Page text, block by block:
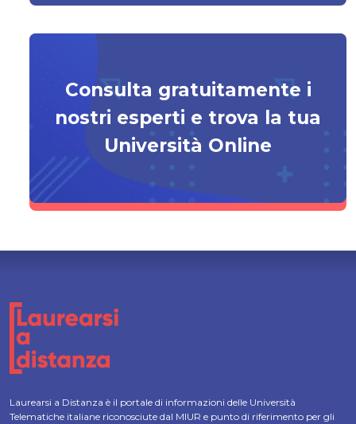
Consulta gratuitamente i
nostri esperti e trova la tua
Università Online
Laurearsi a Distanza è il portale di informazioni delle Università
Telematiche italiane riconosciute dal MIUR e punto di riferimento per gli